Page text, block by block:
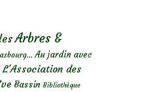
Arbres &
Au jardin avec
L'Association des
Bassin Bibliothèque